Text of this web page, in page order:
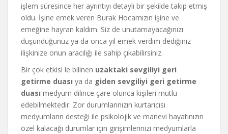
işlem süresince her ayrıntıyı detaylı bir şekilde takip etmiş
oldu. İşine emek veren Burak Hocamızın işine ve
emeğine hayran kaldım. Siz de unutamayacağınızı
düşündüğünüz ya da onca yıl emek verdim dediğiniz
ilişkinize onun aracılığı ile sahip çıkabilirsiniz.
Bir çok etkisi le bilinen uzaktaki sevgiliyi geri
getirme duası ya da giden sevgiliyi geri getirme
duası medyum dilince çare olunca kişileri mutlu
edebilmektedir. Zor durumlarınızın kurtarıcısı
medyumların desteği ile psikolojik ve manevi hayatınızın
özel kalacağı durumlar için girişimlerinizi medyumlarla